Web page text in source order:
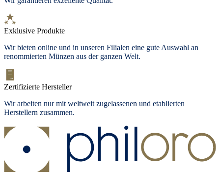
Exklusive Produkte
Wir bieten online und in unseren Filialen eine gute Auswahl an
renommierten Münzen aus der ganzen Welt.
Zertifizierte Hersteller
Wir arbeiten nur mit weltweit zugelassenen und etablierten
Herstellern zusammen.